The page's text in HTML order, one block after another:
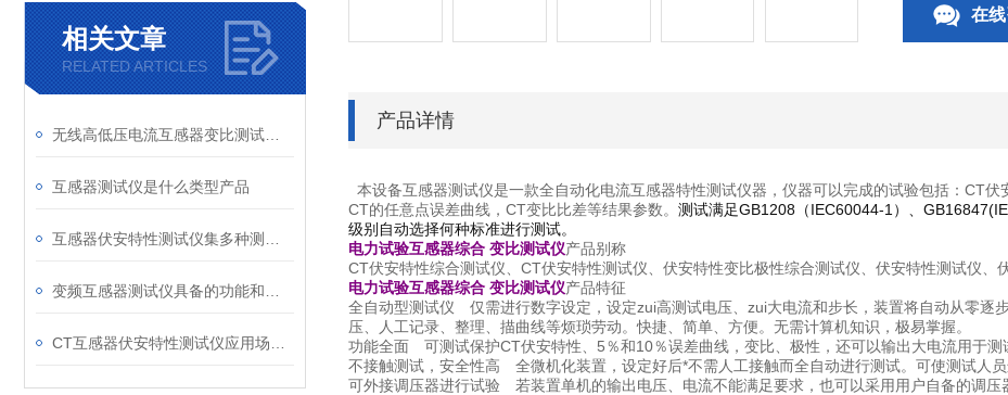
相关文章
RELATED ARTICLES
互感器测试仪是什么类型产品
在
产品详情
本设备互感器测试仪是一款全自动化电流互感器特性测试仪器，仪器可以完成的试验包括：CT
CT的任意点误差曲线，CT变比比差等结果参数。 测试满足GB1208（IEC60044-1）、
级别自动选择何种标准进行测试。
电力试验互感器综合 变比测试仪产品别称
CT伏安特性综合测试仪、CT伏安特性测试仪、伏安特性变比极性综合测试仪、伏安特性测试仪、
电力试验互感器综合 变比测试仪产品特征
全自动型测试仪 仅需进行数字设定，设定zui高测试电压、zui大电流和步长，装置将自动从零逐
压、人工记录、整理、描曲线等烦琐劳动。快捷、简单、方便。无需计算机知识，极易掌握。
功能全面 可测试保护CT伏安特性、5％和10％误差曲线，变比、极性，还可以输出大电流用于测
不接触测试，安全性高 全微机化装置，设定好后*不需人工接触而全自动进行测试。可使测试人
可外接调压器进行试验 若装置单机的输出电压、电流不能满足要求，也可以采用用户自备的调